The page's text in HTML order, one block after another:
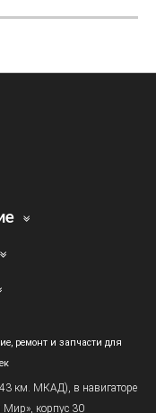
ремонт и запчасти для
км. МКАД), в навигаторе
Мир», корпус 30